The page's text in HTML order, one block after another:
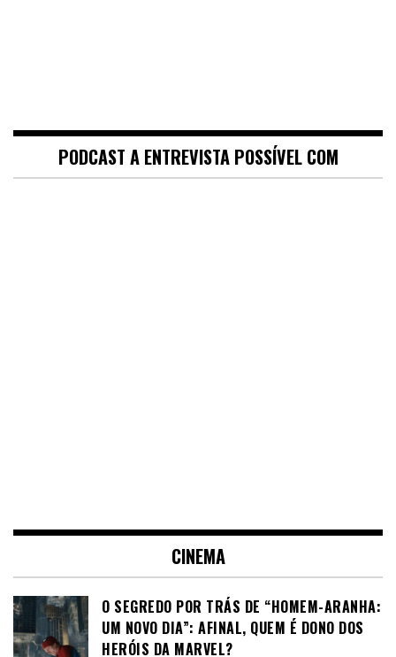
PODCAST A ENTREVISTA POSSÍVEL COM
CINEMA
O SEGREDO POR TRÁS DE “HOMEM-ARANHA:
UM NOVO DIA”: AFINAL, QUEM É DONO DOS
HERÓIS DA MARVEL?